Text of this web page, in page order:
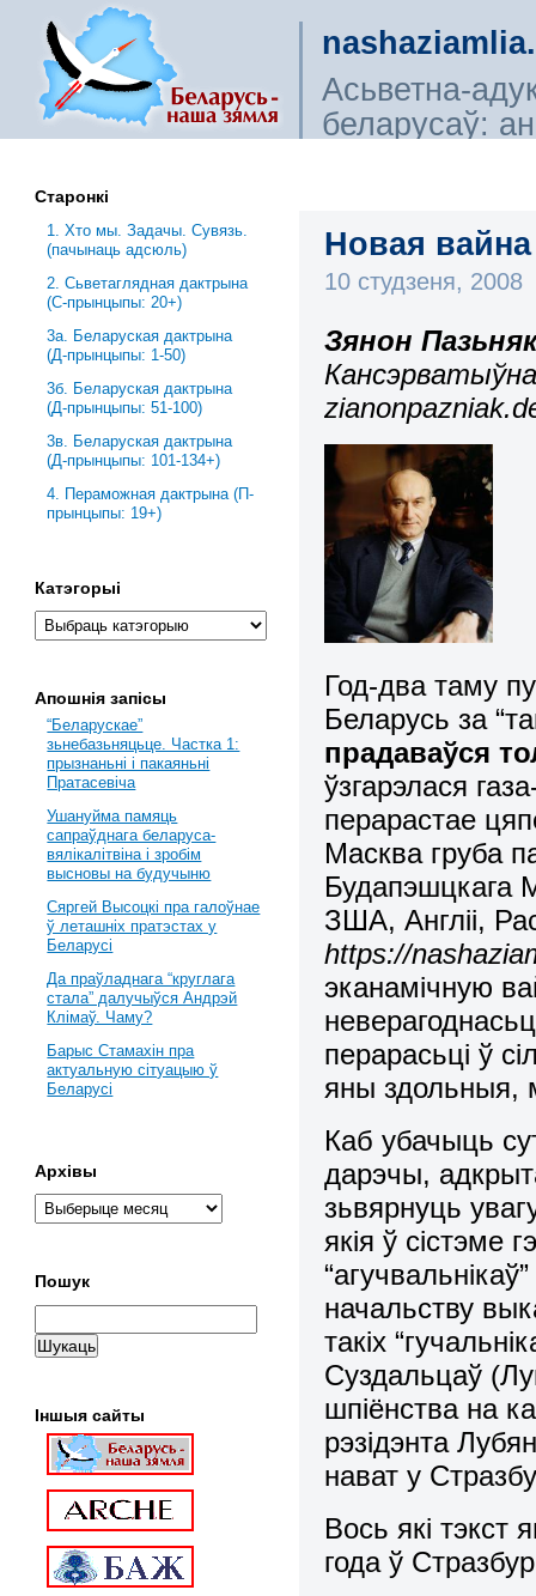
Асьветна-
беларусаў:
Новая вайна
10 студзеня, 2008
Зянон
Год-два таму
Беларусь за
прадаваўся
ўзгарэлася
перарастае
Масква груба
Будапэшцкага
ЗША, Англіі,
https://
эканамічную
перарасьці ў
яны здольныя,
Каб убачыць
дарэчы,
зьвярнуць
якія ў сістэме
начальству
такіх
Суздальцаў
шпіёнства на
рэзідэнта
нават у
Вось які
года ў
Старонкі
1. Хто мы. Задачы. Сувязь.
(пачынаць адсюль)
2. Сьветаглядная дактрына
(С-прынцыпы: 20+)
3a. Беларуская дактрына
(Д-прынцыпы: 1-50)
3б. Беларуская дактрына
(Д-прынцыпы: 51-100)
3в. Беларуская дактрына
(Д-прынцыпы: 101-134+)
4. Пераможная дактрына (П-
прынцыпы: 19+)
Катэгорыі
Апошнія запісы
“Беларускае”
зьнебазьняцьце. Частка 1:
прызнаньні і пакаяньні
Пратасевіча
Ушануйма памяць
сапраўднага беларуса-
вялікалітвіна і зробім
высновы на будучыню
Сяргей Высоцкі пра галоўнае
ў леташніх пратэстах у
Беларусі
Да праўладнага “круглага
стала” далучыўся Андрэй
Клімаў. Чаму?
Барыс Стамахін пра
актуальную сітуацыю ў
Беларусі
Архівы
Пошук
Іншыя сайты